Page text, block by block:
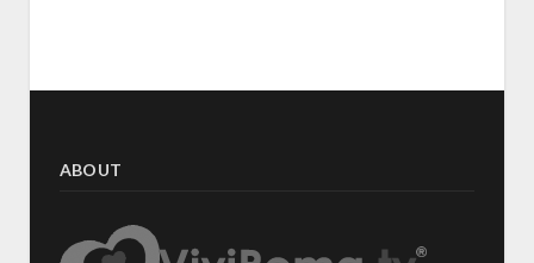
ABOUT